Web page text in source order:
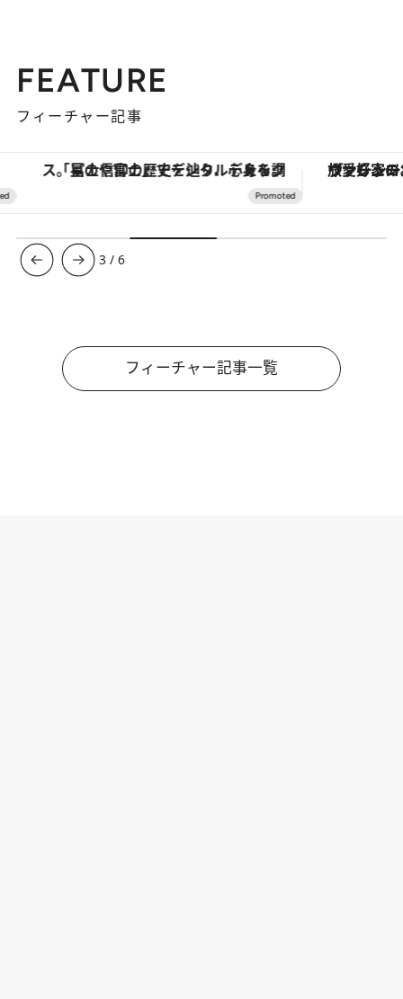
FEATURE
フィーチャー記事
「星のや富士」でデジタルデトックス。冨士信仰の歴史を辿り、心身を調える。 ヴァシュロン・コンスタンタ
3 /6
フィーチャー記事一覧